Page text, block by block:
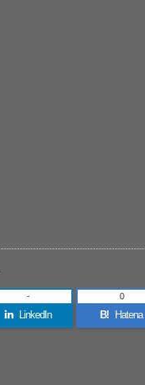
LinkedIn
-
B! Hatena
0